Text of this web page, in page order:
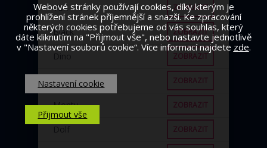
VLK ZOBRAZIT
Black ZOBRAZIT
Dino ZOBRAZIT
Punťa ZOBRAZIT
Monty ZOBRAZIT
Dolf ZOBRAZIT
Webové stránky používají cookies, díky kterým je
prohlížení stránek příjemnější a snazší. Ke zpracování
některých cookies potřebujeme od vás souhlas, který
dáte kliknutím na "Přijmout vše", nebo nastavte jednotlivě
v "Nastavení souborů cookie“. Více informací najdete zde.
Nastavení cookie
Přijmout vše